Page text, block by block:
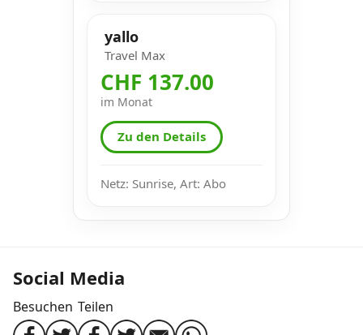
yallo
Travel Max
CHF 137.00
im Monat
Zu den Details
Netz: Sunrise, Art: Abo
Social Media
Besuchen Teilen